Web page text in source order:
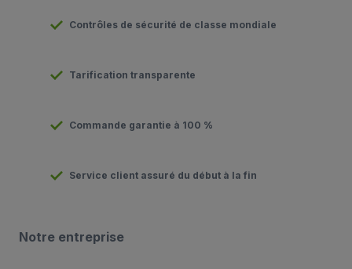
Contrôles de sécurité de classe mondiale
Tarification transparente
Commande garantie à 100 %
Service client assuré du début à la fin
Notre entreprise